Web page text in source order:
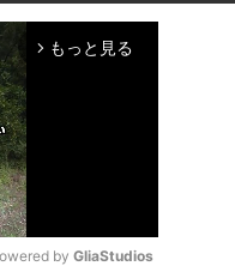
arrow_forward_ios もっと見る
by GliaStudios